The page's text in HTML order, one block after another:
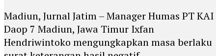
Madiun, Jurnal Jatim – Manager Humas PT KAI
Daop 7 Madiun, Jawa Timur Ixfan
Hendriwintoko mengungkapkan masa berlaku